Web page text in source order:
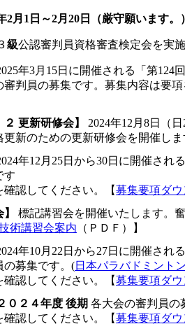
2月1日～2月20日 （厳守願います。）
級公認審判員資格審査検定会を実施
年3月15日に開催される「第124
判員の募集です。募集内容は要
２ 更新研修会】 2024年12月8日（
更新のための更新研修会を開催しま
年12月25日から30日に開催され
す
認してください。【募集要項ダ
】 標記講習会を開催いたします。
術講習会案内 （ＰＤＦ）】
年10月22日から27日に開催される
の募集です。(日本パラバドミント
認してください。【募集要項ダ
０２４年度 後期 各大会の審判員の
認してください。【募集要項ダ